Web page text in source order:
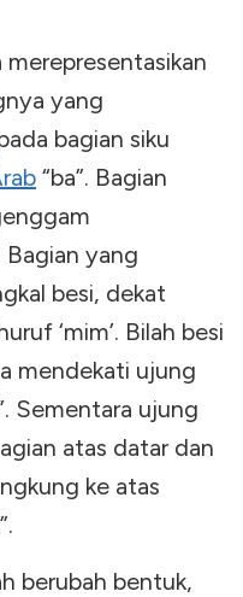
yang
bagian siku
“ba”. Bagian
Bagian yang
besi, dekat
‘mim’. Bilah besi
mendekati ujung
Sementara ujung
atas datar dan
ke atas
berubah bentuk,